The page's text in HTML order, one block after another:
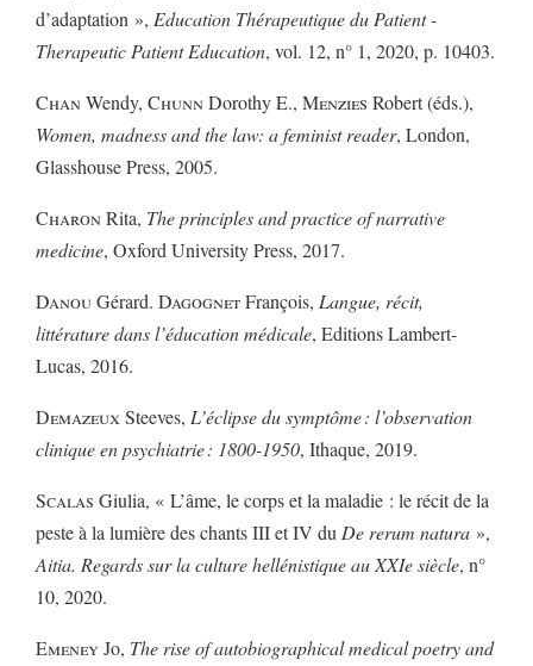
d’adaptation », Education Thérapeutique du Patient -
Therapeutic Patient Education, vol. 12, n° 1, 2020, p. 10403.
ChanWendy, ChunnDorothy E., Menzies Robert (éds.),
Women, madness and the law: a feminist reader, London,
Glasshouse Press, 2005.
CharonRita, The principles and practice of narrative
medicine, Oxford University Press, 2017.
DanouGérard. DagognetFrançois, Langue, récit,
littérature dans l’éducation médicale, Editions Lambert-
Lucas, 2016.
Demazeux Steeves, L’éclipse du symptôme : l’observation
clinique en psychiatrie : 1800-1950, Ithaque, 2019.
Scalas Giulia, « L’âme, le corps et la maladie : le récit de la
peste à la lumière des chants III et IV du De rerum natura »,
Aitia. Regards sur la culture hellénistique au XXIe siècle, n°
10, 2020.
EmeneyJo, The rise of autobiographical medical poetry and